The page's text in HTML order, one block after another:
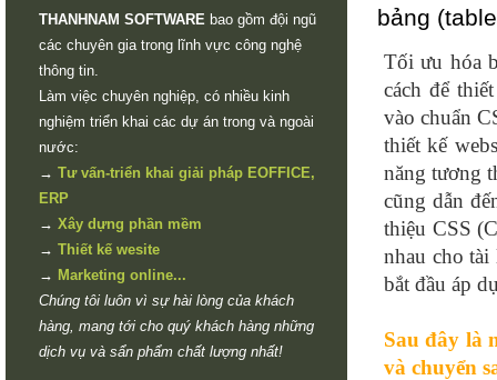
THANHNAM SOFTWARE bao gồm đội ngũ
các chuyên gia trong lĩnh vực công nghệ
thông tin.
Làm việc chuyên nghiệp, có nhiều kinh
nghiệm triển khai các dự án trong và ngoài
nước:
→ Tư vấn-triển khai giải pháp EOFFICE,
ERP
→ Xây dựng phần mềm
→ Thiết kế wesite
→ Marketing online...
Chúng tôi luôn vì sự hài lòng của khách
hàng, mang tới cho quý khách hàng những
dịch vụ và sẩn phẩm chất lượng nhất!
bảng
Tối ưu hóa
cách để
vào chuẩn
thiết kế
năng tương
cũng dẫn
thiệu CSS
nhau cho
bắt đầu áp
Sau đây là
và chuyển